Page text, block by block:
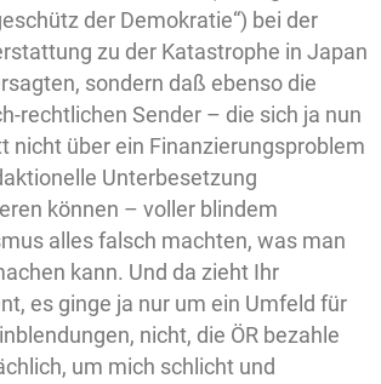
der Demokratie“) bei der
zu der Katastrophe in Japan
sondern daß ebenso die
rechtlichen Sender – die sich ja nun
nicht über ein Finanzierungsproblem
Unterbesetzung
können – voller blindem
alles falsch machten, was man
kann. Und da zieht Ihr
es ginge ja nur um ein Umfeld für
nicht, die ÖR bezahle
um mich schlicht und